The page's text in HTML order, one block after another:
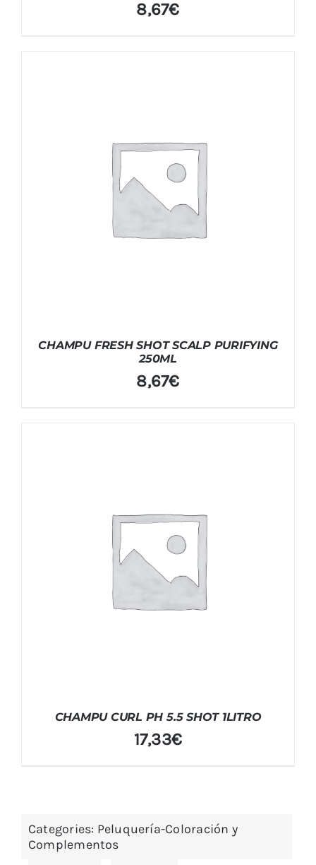
8,67€
CHAMPU FRESH SHOT SCALP PURIFYING
250ML
8,67€
CHAMPU CURL PH 5.5 SHOT 1LITRO
17,33€
Categories: Peluquería-Coloración y
Complementos